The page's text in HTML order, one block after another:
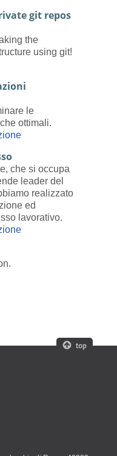
git repos
the
using git!
le
ottimali.
che si occupa
leader del
realizzato
ed
lavorativo.